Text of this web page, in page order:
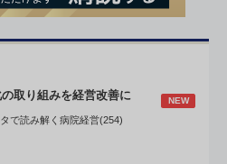
取り組みを経営改善に NEW
で読み解く病院経営(254)